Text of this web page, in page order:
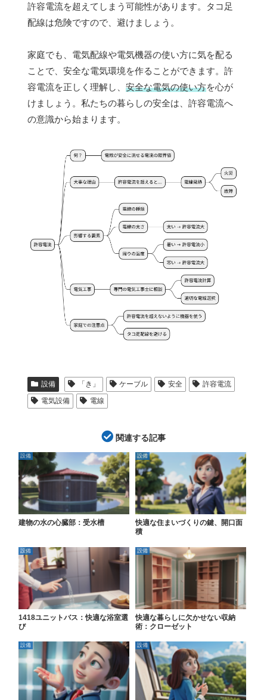
許容電流を超えてしまう可能性があります。タコ足
配線は危険ですので、避けましょう。
家庭でも、電気配線や電気機器の使い方に気を配る
ことで、安全な電気環境を作ることができます。許
容電流を正しく理解し、 安全な電気の使い方を心が
けましょう。私たちの暮らしの安全は、許容電流へ
の意識から始まります。
設備 「き」 ケーブル 安全
許容電流
電気設備
電線
関連する記事
設備
建物の水の心臓部：受水槽
設備
快適な住まいづくりの鍵、開口面
積
設備
1418ユニットバス：快適な浴室選
び
設備
快適な暮らしに欠かせない収納
術：クローゼット
設備 設備